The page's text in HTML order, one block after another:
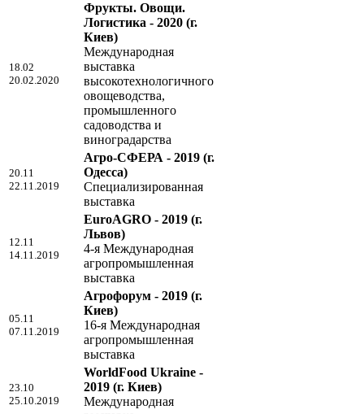
18.02
20.02.2020
Фрукты. Овощи.
Логистика - 2020 (г.
Киев)
Международная
выставка
высокотехнологичного
овощеводства,
промышленного
садоводства и
виноградарства
20.11
22.11.2019
Агро-СФЕРА - 2019 (г.
Одесса)
Специализированная
выставка
12.11
14.11.2019
EuroAGRO - 2019 (г.
Львов)
4-я Международная
агропромышленная
выставка
05.11
07.11.2019
Агрофорум - 2019 (г.
Киев)
16-я Международная
агропромышленная
выставка
23.10
25.10.2019
WorldFood Ukraine -
2019 (г. Киев)
Международная